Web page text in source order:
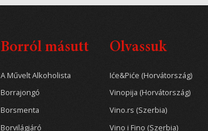
Borról másutt
A Művelt Alkoholista
Borrajongó
Borsmenta
Borvilágjáró
Olvassuk
Iće&Piće (Horvátország)
Vinopija (Horvátország)
Vino.rs (Szerbia)
Vino i Fino (Szerbia)